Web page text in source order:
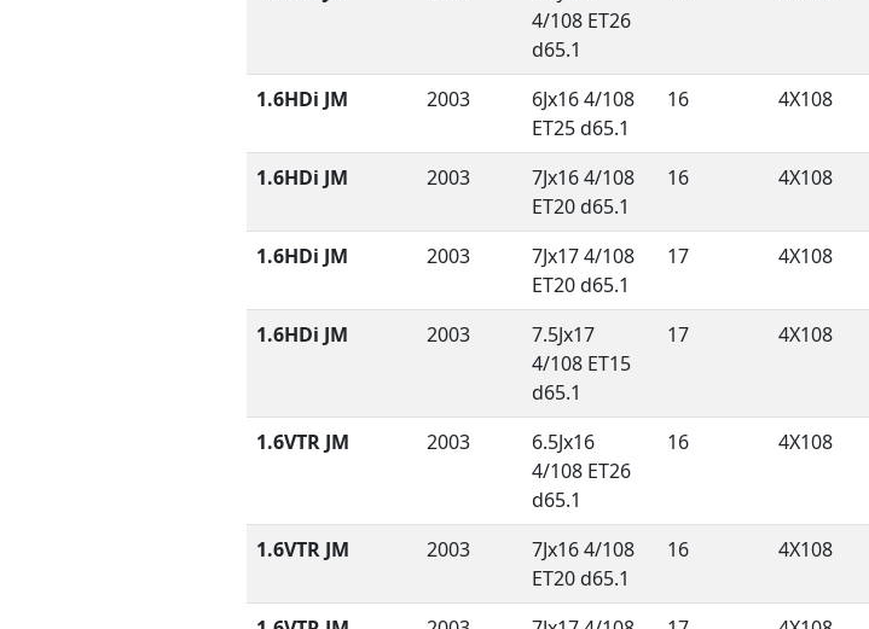
4/108 ET26
d65.1
1.6HDi JM 2003
6Jx16 4/108
ET25 d65.1
16 4X108
1.6HDi JM 2003
7Jx16 4/108
ET20 d65.1
16 4X108
1.6HDi JM 2003
7Jx17 4/108
ET20 d65.1
17 4X108
1.6HDi JM 2003
7.5Jx17
4/108 ET15
d65.1
17 4X108
1.6VTR JM 2003
6.5Jx16
4/108 ET26
d65.1
16 4X108
1.6VTR JM 2003
7Jx16 4/108
ET20 d65.1
16 4X108